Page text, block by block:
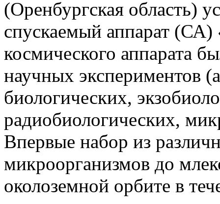
(Оренбургская область)
спускаемый аппарат
космического аппарата
научных экспериментов
биологических,
радиобиологических,
Впервые набор из
микроорганизмов до
околоземной орбите в